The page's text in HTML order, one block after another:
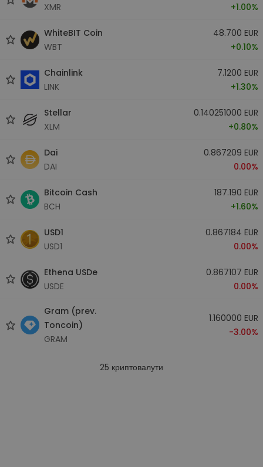
XMR
+1.00%
WhiteBIT Coin
WBT
48.700 EUR
+0.10%
Chainlink
LINK
7.1200 EUR
+1.30%
Stellar
XLM
0.140251000 EUR
+0.80%
Dai
DAI
0.867209 EUR
0.00%
Bitcoin Cash
BCH
187.190 EUR
+1.60%
USD1
USD1
0.867184 EUR
0.00%
Ethena USDe
USDE
0.867107 EUR
0.00%
Gram (prev.
Toncoin)
GRAM
1.160000 EUR
-3.00%
25 криптовалути